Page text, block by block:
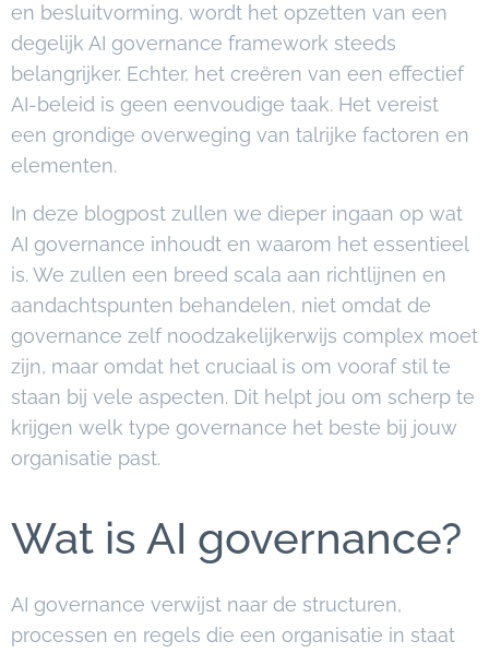
en besluitvorming, wordt het opzetten van een
degelijk AI governance framework steeds
belangrijker. Echter, het creëren van een effectief
AI-beleid is geen eenvoudige taak. Het vereist
een grondige overweging van talrijke factoren en
elementen.
In deze blogpost zullen we dieper ingaan op wat
AI governance inhoudt en waarom het essentieel
is. We zullen een breed scala aan richtlijnen en
aandachtspunten behandelen, niet omdat de
governance zelf noodzakelijkerwijs complex moet
zijn, maar omdat het cruciaal is om vooraf stil te
staan bij vele aspecten. Dit helpt jou om scherp te
krijgen welk type governance het beste bij jouw
organisatie past.
Wat is AI governance?
AI governance verwijst naar de structuren,
processen en regels die een organisatie in staat